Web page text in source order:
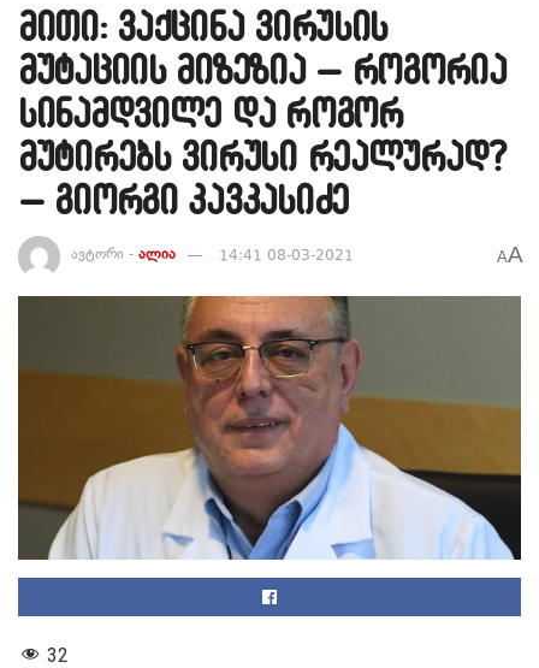
მითი: ვაქცინა ვირუსის
მუტაციის მიზეზია – როგორია
სინამდვილე და როგორ
მუტირებს ვირუსი რეალურად?
– გიორგი კავკასიძე
ავტორი - ალია 14:41 08-03-2021 AA
32